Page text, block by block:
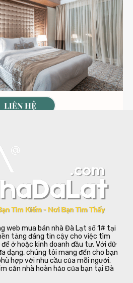
web mua bán nhà Đà Lạt số 1# tại
tảng đáng tin cậy cho việc tìm
ở hoặc kinh doanh đầu tư. Với dữ
dạng, chúng tôi mang đến cho bạn
hợp với nhu cầu của mỗi người.
căn nhà hoàn hảo của bạn tại Đà